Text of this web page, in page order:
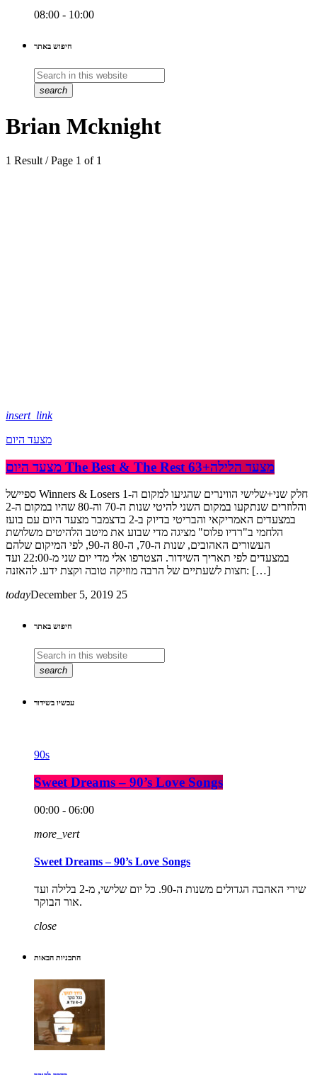
08:00 - 10:00
חיפוש באתר
search
Brian Mcknight
1 Result / Page 1 of 1
insert_link
מצעד היום
מצעד היום The Best & The Rest 63+מצעד הלילה
ספיישל Winners & Losers חלק שני+שלישי הווינרים שהגיעו למקום ה-1
והלוזרים שנתקעו במקום השני להיטי שנות ה-70 וה-80 שהיו במקום ה-2
במצעדים האמריקאי והבריטי בדיוק ב-2 בדצמבר מצעד היום עם בועז
הלחמי ב"רדיו פלוס" מציגה מדי שבוע את מיטב הלהיטים משלושת
העשורים האהובים, שנות ה-70, ה-80 ה-90, לפי המיקום שלהם
במצעדים לפי תאריך השידור. הצטרפו אלי מדי יום שני מ-22:00 ועד
חצות לשעתיים של הרבה מוזיקה טובה וקצת ידע. להאזנה: […]
todayDecember 5, 2019 25
חיפוש באתר
search
עכשיו בשידור
90s
Sweet Dreams – 90’s Love Songs
00:00 - 06:00
more_vert
Sweet Dreams – 90’s Love Songs
שירי האהבה הגדולים משנות ה-90. כל יום שלישי, מ-2 בלילה ועד
אור הבוקר.
close
התכניות הבאות